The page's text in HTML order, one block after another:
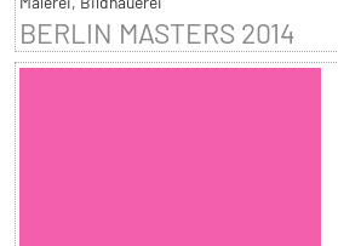
BERLIN MASTERS 2014